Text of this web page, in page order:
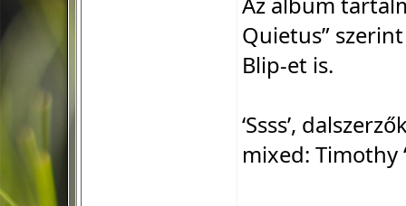
Quietus”
Blip-et is.
‘Ssss’,
mixed: Timothy